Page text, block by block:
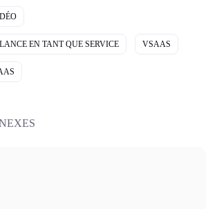
EN TANT QUE SERVICE VSAAS